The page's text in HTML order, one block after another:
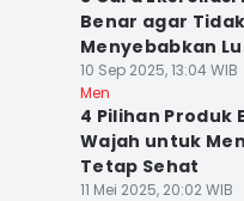
Benar agar Tidak
Menyebabkan
10 Sep 2025, 13:04 WIB
Men
4 Pilihan Produk
Wajah untuk
Tetap Sehat
11 Mei 2025, 20:02 WIB